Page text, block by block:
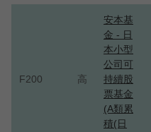
F200 高
安本基
金 - 日
本小型
公司可
持續股
票基金
(A類累
積(日